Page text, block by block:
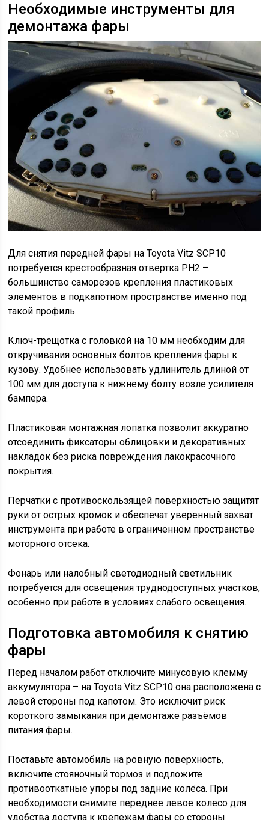
Необходимые инструменты для
демонтажа фары
Для снятия передней фары на Toyota Vitz SCP10
потребуется крестообразная отвертка PH2 –
большинство саморезов крепления пластиковых
элементов в подкапотном пространстве именно под
такой профиль.
Ключ-трещотка с головкой на 10 мм необходим для
откручивания основных болтов крепления фары к
кузову. Удобнее использовать удлинитель длиной от
100 мм для доступа к нижнему болту возле усилителя
бампера.
Пластиковая монтажная лопатка позволит аккуратно
отсоединить фиксаторы облицовки и декоративных
накладок без риска повреждения лакокрасочного
покрытия.
Перчатки с противоскользящей поверхностью защитят
руки от острых кромок и обеспечат уверенный захват
инструмента при работе в ограниченном пространстве
моторного отсека.
Фонарь или налобный светодиодный светильник
потребуется для освещения труднодоступных участков,
особенно при работе в условиях слабого освещения.
Подготовка автомобиля к снятию
фары
Перед началом работ отключите минусовую клемму
аккумулятора – на Toyota Vitz SCP10 она расположена с
левой стороны под капотом. Это исключит риск
короткого замыкания при демонтаже разъёмов
питания фары.
Поставьте автомобиль на ровную поверхность,
включите стояночный тормоз и подложите
противооткатные упоры под задние колёса. При
необходимости снимите переднее левое колесо для
удобства доступа к крепежам фары со стороны